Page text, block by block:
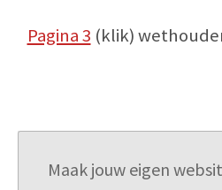
Pagina 3 (klik)
Maak jouw eigen